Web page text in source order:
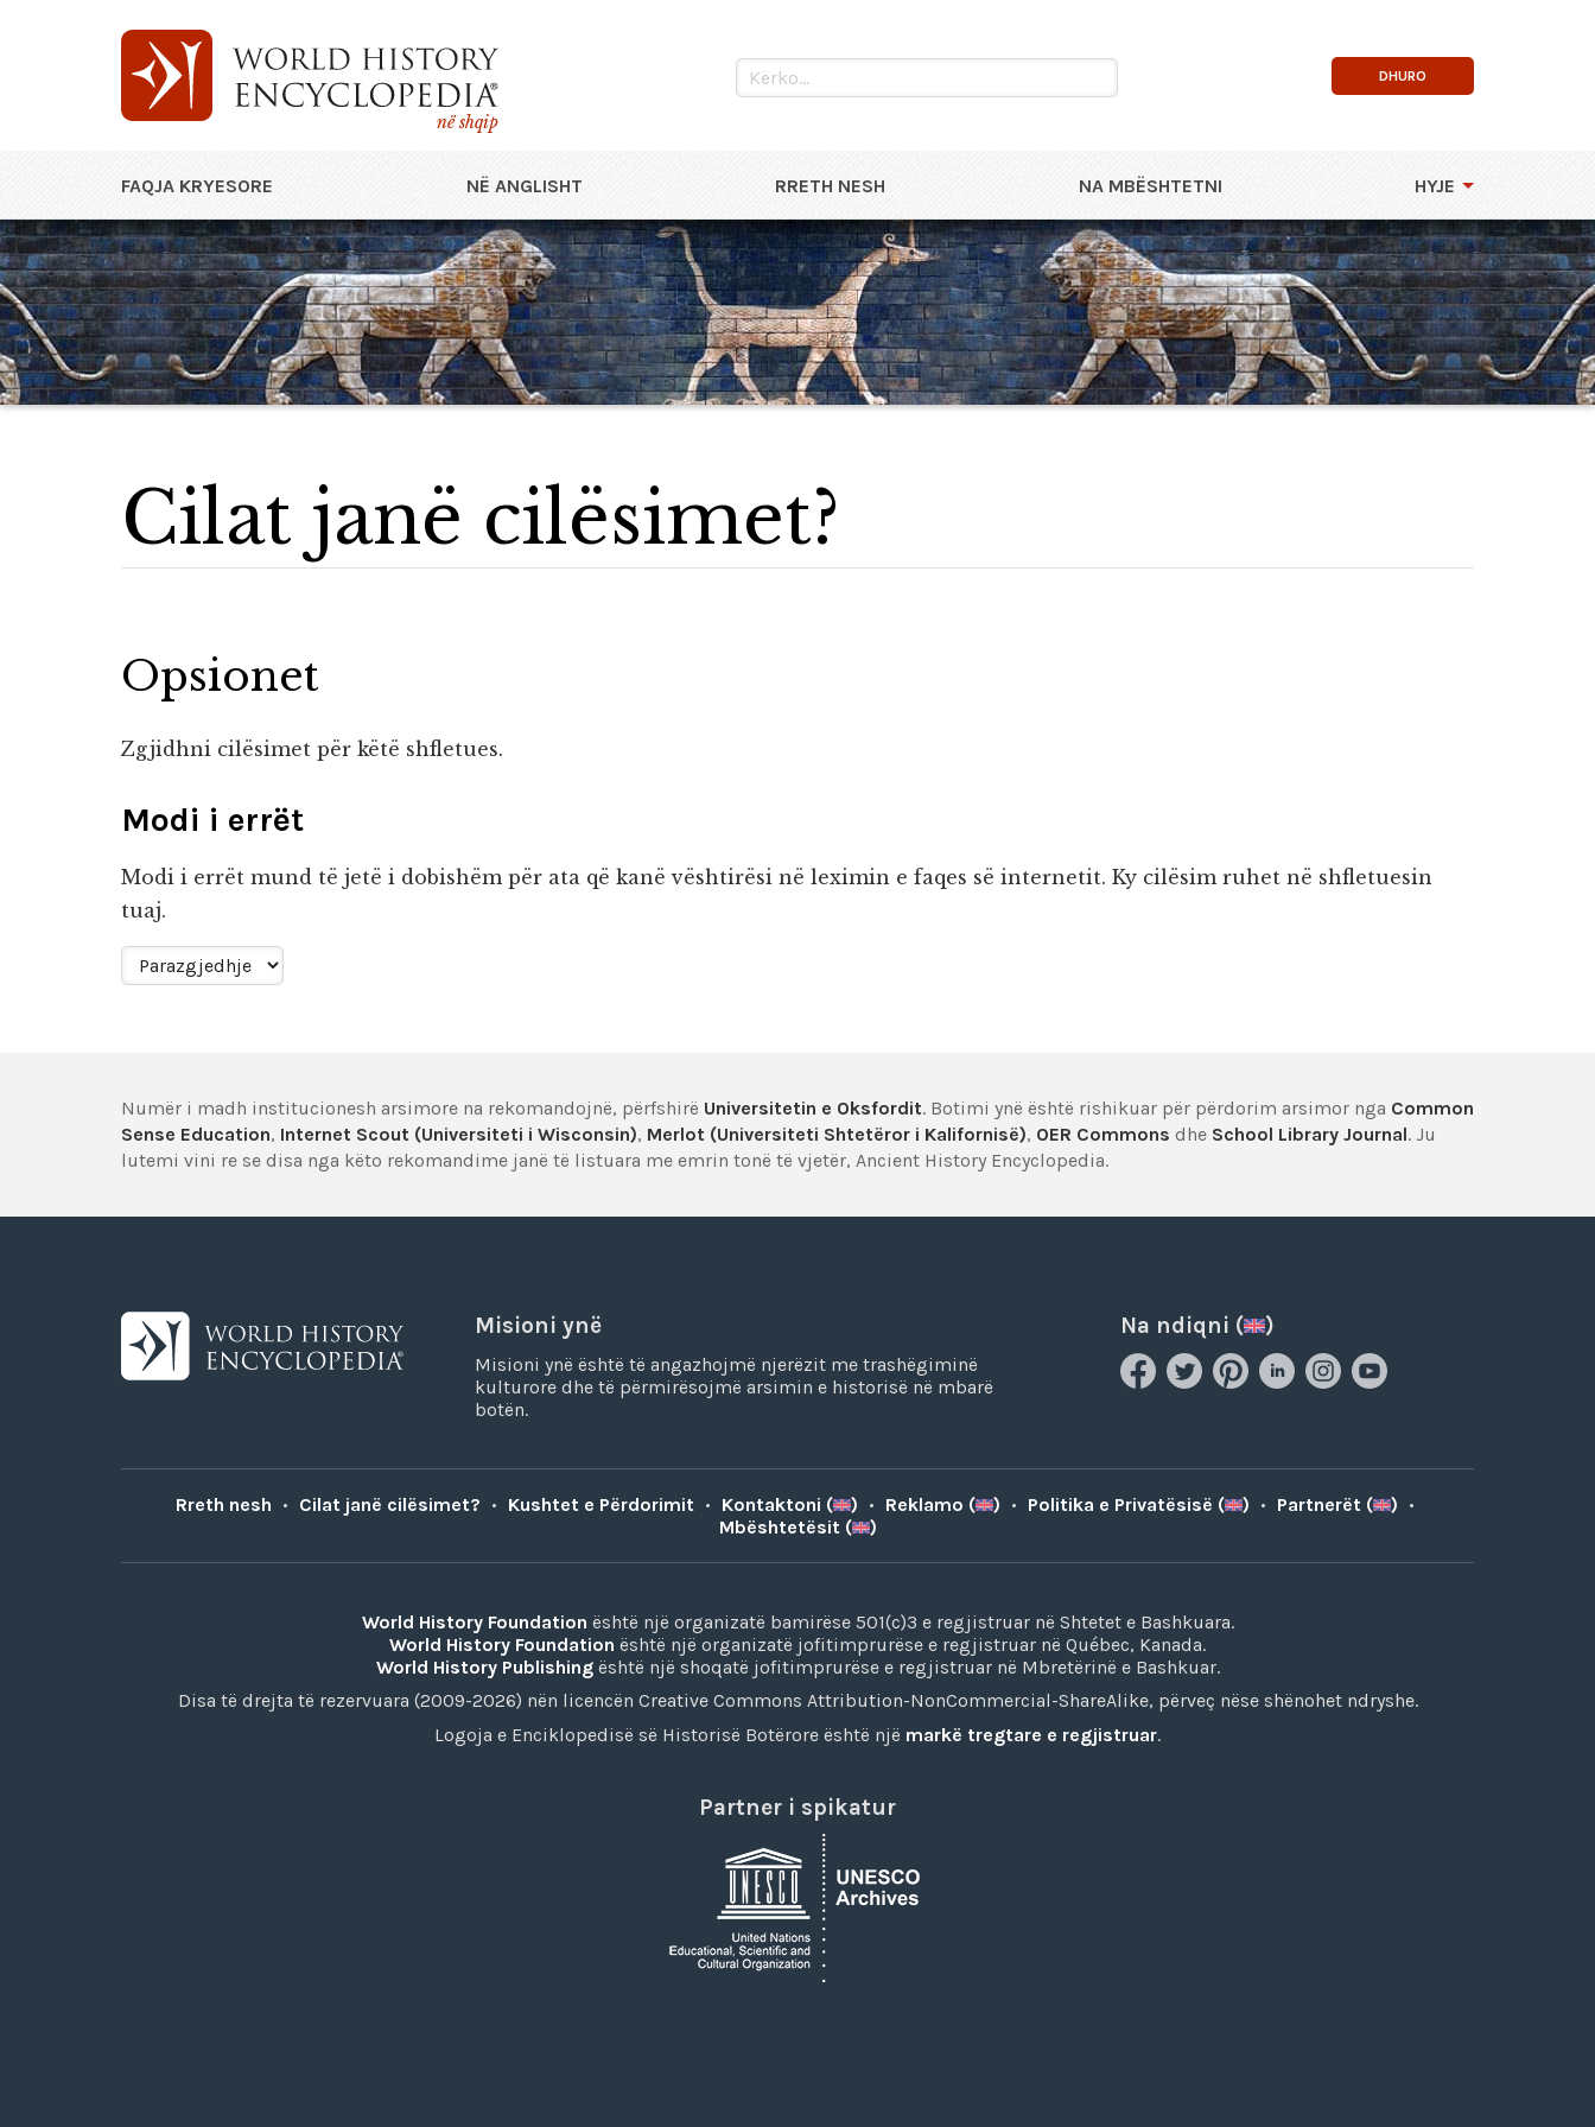
në shqip
DHURO
FAQJA KRYESORE NË ANGLISHT RRETH NESH NA MBËSHTETNI HYJE
Cilat janë cilësimet?
Opsionet
Zgjidhni cilësimet për këtë shfletues.
Modi i errët
Modi i errët mund të jetë i dobishëm për ata që kanë vështirësi në leximin e faqes së internetit. Ky cilësim ruhet në shfletuesin
tuaj.
Numër i madh institucionesh arsimore na rekomandojnë, përfshirë Universitetin e Oksfordit. Botimi ynë është rishikuar për përdorim arsimor nga Common
Sense Education, Internet Scout (Universiteti i Wisconsin), Merlot (Universiteti Shtetëror i Kalifornisë), OER Commons dhe School Library Journal. Ju
lutemi vini re se disa nga këto rekomandime janë të listuara me emrin tonë të vjetër, Ancient History Encyclopedia.
Misioni ynë
Misioni ynë është të angazhojmë njerëzit me trashëgiminë
kulturore dhe të përmirësojmë arsimin e historisë në mbarë
botën.
Na ndiqni ( )
Rreth nesh • Cilat janë cilësimet? • Kushtet e Përdorimit • Kontaktoni ( ) • Reklamo ( ) • Politika e Privatësisë ( ) • Partnerët ( ) •
Mbështetësit (
)
World History Foundation është një organizatë bamirëse 501(c)3 e regjistruar në Shtetet e Bashkuara.
World History Foundation është një organizatë jofitimprurëse e regjistruar në Québec, Kanada.
World History Publishingështë një shoqatë jofitimprurëse e regjistruar në Mbretërinë e Bashkuar.
Disa të drejta të rezervuara (2009-2026) nën licencën Creative Commons Attribution-NonCommercial-ShareAlike, përveç nëse shënohet ndryshe.
Logoja e Enciklopedisë së Historisë Botërore është një markë tregtare e regjistruar.
Partner i spikatur